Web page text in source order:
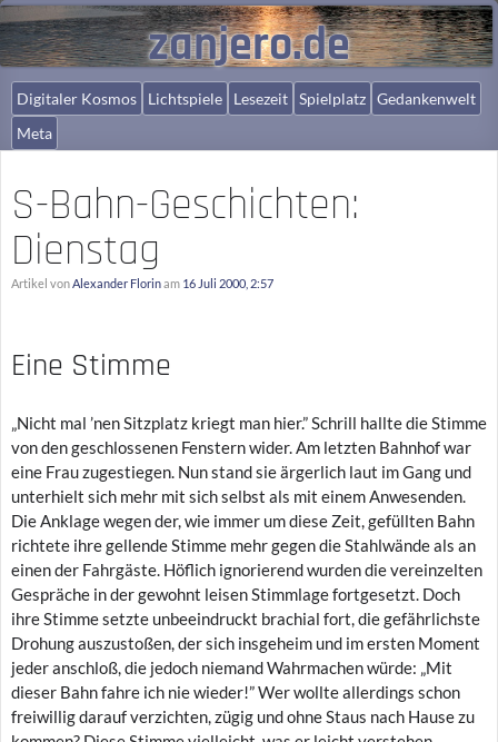
zanjero.de
Digitaler Kosmos Lichtspiele Lesezeit Spielplatz Gedankenwelt
Meta
S-Bahn-Geschichten:
Dienstag
Artikel vonAlexander Florinam 16 Juli 2000, 2:57
Eine Stimme
„Nicht mal ’nen Sitzplatz kriegt man hier.” Schrill hallte die Stimme
von den geschlossenen Fenstern wider. Am letzten Bahnhof war
eine Frau zugestiegen. Nun stand sie ärgerlich laut im Gang und
unterhielt sich mehr mit sich selbst als mit einem Anwesenden.
Die Anklage wegen der, wie immer um diese Zeit, gefüllten Bahn
richtete ihre gellende Stimme mehr gegen die Stahlwände als an
einen der Fahrgäste. Höflich ignorierend wurden die vereinzelten
Gespräche in der gewohnt leisen Stimmlage fortgesetzt. Doch
ihre Stimme setzte unbeeindruckt brachial fort, die gefährlichste
Drohung auszustoßen, der sich insgeheim und im ersten Moment
jeder anschloß, die jedoch niemand Wahrmachen würde: „Mit
dieser Bahn fahre ich nie wieder!” Wer wollte allerdings schon
freiwillig darauf verzichten, zügig und ohne Staus nach Hause zu